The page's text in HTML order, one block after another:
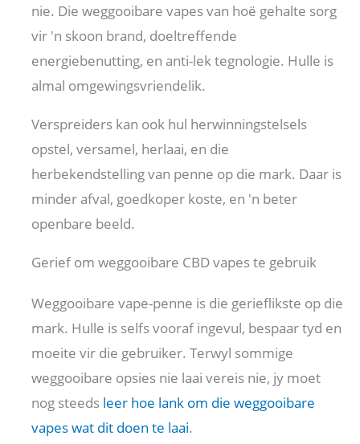
nie. Die weggooibare vapes van hoë gehalte sorg
vir 'n skoon brand, doeltreffende
energiebenutting, en anti-lek tegnologie. Hulle is
almal omgewingsvriendelik.
Verspreiders kan ook hul herwinningstelsels
opstel, versamel, herlaai, en die
herbekendstelling van penne op die mark. Daar is
minder afval, goedkoper koste, en 'n beter
openbare beeld.
Gerief om weggooibare CBD vapes te gebruik
Weggooibare vape-penne is die gerieflikste op die
mark. Hulle is selfs vooraf ingevul, bespaar tyd en
moeite vir die gebruiker. Terwyl sommige
weggooibare opsies nie laai vereis nie, jy moet
nog steeds leer hoe lank om die weggooibare
vapes wat dit doen te laai.